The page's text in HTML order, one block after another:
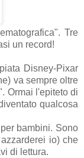
Tre
un record!
Disney-Pixar
va sempre oltre
Ormai l'epiteto di
qualcosa
bambini. Sono
io) che
di lettura.